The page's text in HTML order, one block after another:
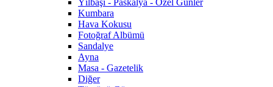
Yılbaşı - Paskalya - Özel Günler
Kumbara
Hava Kokusu
Fotoğraf Albümü
Sandalye
Ayna
Masa - Gazetelik
Diğer